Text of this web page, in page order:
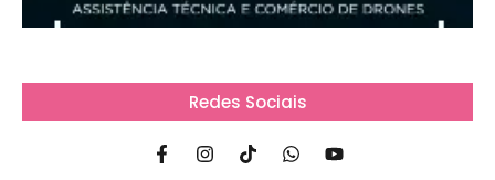
Redes Sociais